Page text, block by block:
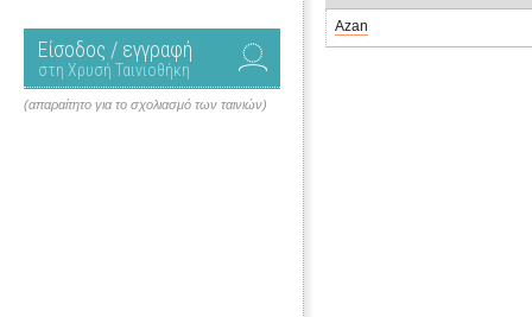
Είσοδος / εγγραφή
στη Χρυσή Ταινιοθήκη
(απαραίτητο για το σχολιασμό των ταινιών)
Azan